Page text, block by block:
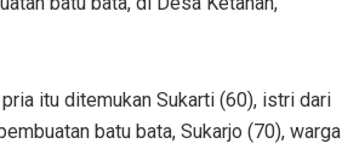
itu ditemukan Sukarti (60), istri dari
batu bata, Sukarjo (70), warga